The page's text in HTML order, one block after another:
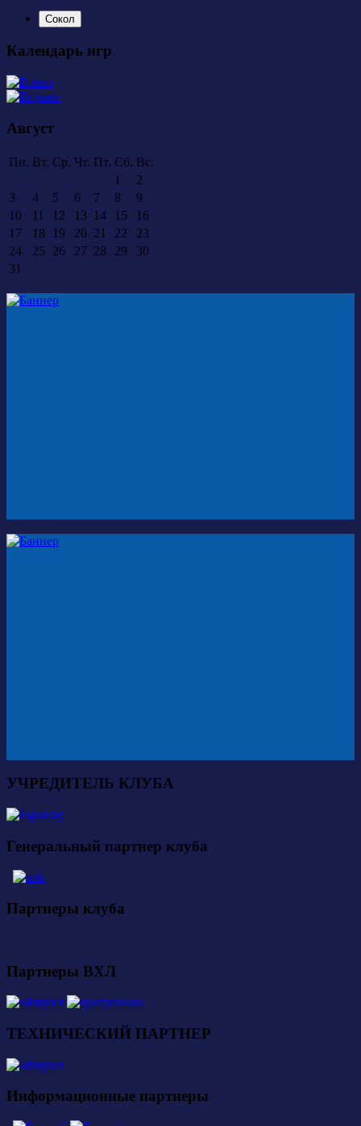
Сокол
Календарь игр
Август
Пн. Вт. Ср. Чт. Пт. Сб. Вс.
1
2
3
4 5 6 7 8
9
10
11 12 13 14 15
16
17
18 19 20 21 22
23
24
25 26 27 28 29
30
31
УЧРЕДИТЕЛЬ КЛУБА
Генеральный партнер клуба
Партнеры клуба
Партнеры ВХЛ
ТЕХНИЧЕСКИЙ ПАРТНЕР
Информационные партнеры